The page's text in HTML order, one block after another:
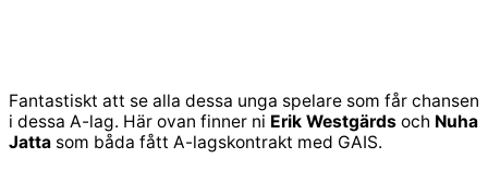
Fantastiskt att se alla dessa unga spelare som får chansen
i dessa A-lag. Här ovan finner ni Erik Westgärds och Nuha
Jatta som båda fått A-lagskontrakt med GAIS.